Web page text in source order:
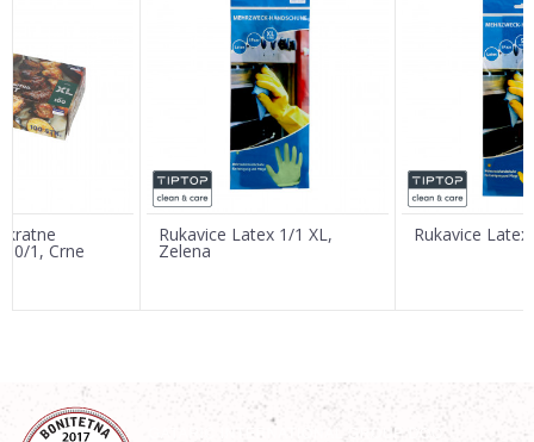
Email adresa
1, Crne
Rukavice Latex 1/1 XL,
Zelena
Rukavice